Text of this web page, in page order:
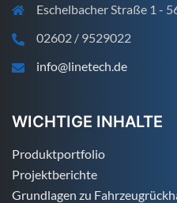
Eschelbacher Straße 1 -
02602 / 9529022
info@linetech.de
WICHTIGE INHALTE
Produktportfolio
Projektberichte
Grundlagen zu